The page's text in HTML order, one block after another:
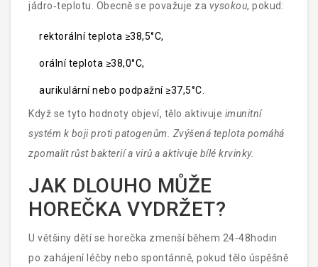
jádro‑teplotu. Obecně se považuje za vysokou, pokud:
rektorální teplota ≥38,5°C,
orální teplota ≥38,0°C,
aurikulární nebo podpažní ≥37,5°C.
Když se tyto hodnoty objeví, tělo aktivuje imunitní
systém k boji proti patogenům. Zvýšená teplota pomáhá
zpomalit růst bakterií a virů a aktivuje bílé krvinky.
JAK DLOUHO MŮŽE
HOREČKA VYDRŽET?
U většiny dětí se horečka zmenší během 24-48hodin
po zahájení léčby nebo spontánně, pokud tělo úspěšně